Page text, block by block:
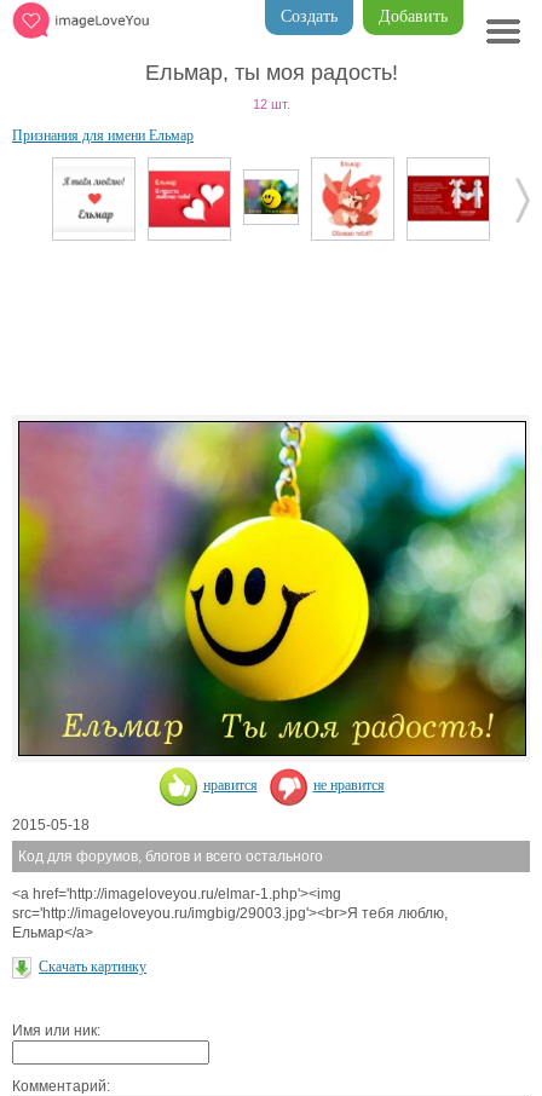
Добавить
Создать
Ельмар, ты моя радость!
12 шт.
Признания для имени Ельмар
нравится не нравится
2015-05-18
Код для форумов, блогов и всего остального
<a href='http://imageloveyou.ru/elmar-1.php'><img
src='http://imageloveyou.ru/imgbig/29003.jpg'><br>Я тебя люблю,
Ельмар</a>
Скачать картинку
Имя или ник:
Комментарий: